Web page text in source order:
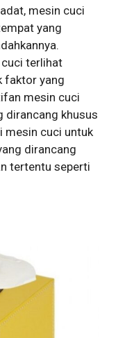
mesin cuci
yang
cuci terlihat
faktor yang
mesin cuci
dirancang khusus
mesin cuci untuk
dirancang
tertentu seperti